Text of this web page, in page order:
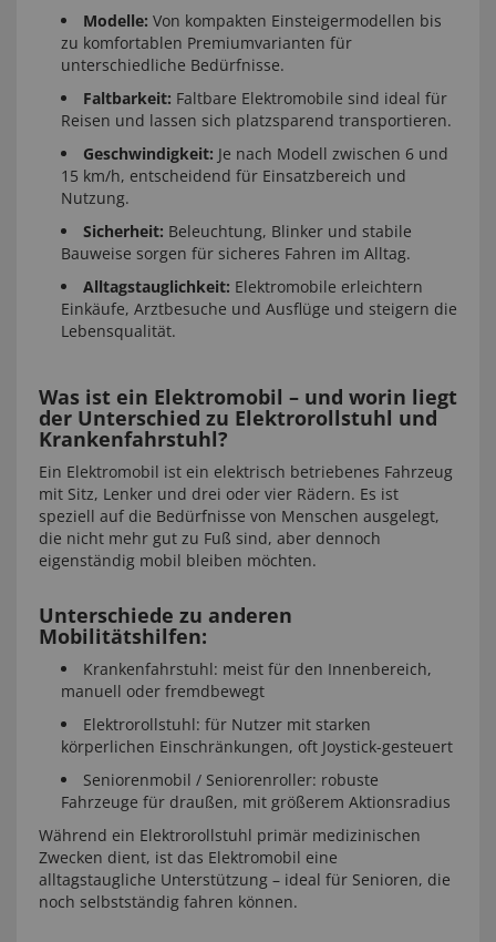
Modelle: Von kompakten Einsteigermodellen bis
zu komfortablen Premiumvarianten für
unterschiedliche Bedürfnisse.
Faltbarkeit: Faltbare Elektromobile sind ideal für
Reisen und lassen sich platzsparend transportieren.
Geschwindigkeit: Je nach Modell zwischen 6 und
15 km/h, entscheidend für Einsatzbereich und
Nutzung.
Sicherheit: Beleuchtung, Blinker und stabile
Bauweise sorgen für sicheres Fahren im Alltag.
Alltagstauglichkeit: Elektromobile erleichtern
Einkäufe, Arztbesuche und Ausflüge und steigern die
Lebensqualität.
Was ist ein Elektromobil – und worin liegt
der Unterschied zu Elektrorollstuhl und
Krankenfahrstuhl?
Ein Elektromobil ist ein elektrisch betriebenes Fahrzeug
mit Sitz, Lenker und drei oder vier Rädern. Es ist
speziell auf die Bedürfnisse von Menschen ausgelegt,
die nicht mehr gut zu Fuß sind, aber dennoch
eigenständig mobil bleiben möchten.
Unterschiede zu anderen
Mobilitätshilfen:
Krankenfahrstuhl: meist für den Innenbereich,
manuell oder fremdbewegt
Elektrorollstuhl: für Nutzer mit starken
körperlichen Einschränkungen, oft Joystick-gesteuert
Seniorenmobil / Seniorenroller: robuste
Fahrzeuge für draußen, mit größerem Aktionsradius
Während ein Elektrorollstuhl primär medizinischen
Zwecken dient, ist das Elektromobil eine
alltagstaugliche Unterstützung – ideal für Senioren, die
noch selbstständig fahren können.